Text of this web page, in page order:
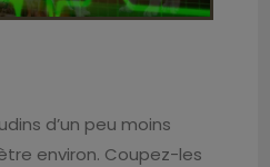
d’un peu moins
environ. Coupez-les